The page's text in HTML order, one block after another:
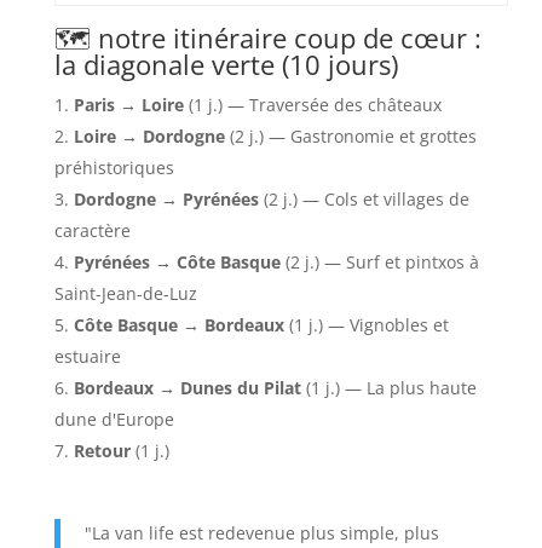
🗺️ notre itinéraire coup de cœur :
la diagonale verte (10 jours)
Paris → Loire(1 j.) — Traversée des châteaux
Loire → Dordogne(2 j.) — Gastronomie et grottes
préhistoriques
Dordogne → Pyrénées(2 j.) — Cols et villages de
caractère
Pyrénées → Côte Basque(2 j.) — Surf et pintxos à
Saint-Jean-de-Luz
Côte Basque → Bordeaux(1 j.) — Vignobles et
estuaire
Bordeaux → Dunes du Pilat(1 j.) — La plus haute
dune d'Europe
Retour(1 j.)
"La van life est redevenue plus simple, plus